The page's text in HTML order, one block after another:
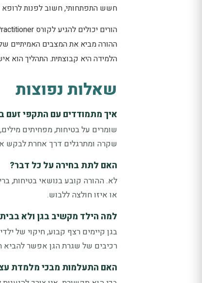
חשש התפתחותי, חשוב לפנות לרופא
ההורה מביא את המצבים האמיתיים
הלמידה היא קבוצתית. התהליך הוא
שאלות נפוצות
איך מתמודדים עם התקפי זעם
שומרים על בטיחות, מפחיתים
שקרה ומתרגלים דרך אחרת לבקש
האם לתת בחירה על כל דבר?
לא. ההורה קובע בנושאי בטיחות,
או איזו חולצה ללבוש.
למה הילד מקשיב בגן ולא
בגן קיימים רצף קבוע, חיקוי של
רכיבים של שגרת הגן אפשר להביא
האם התעלמות מבכי מלמדת